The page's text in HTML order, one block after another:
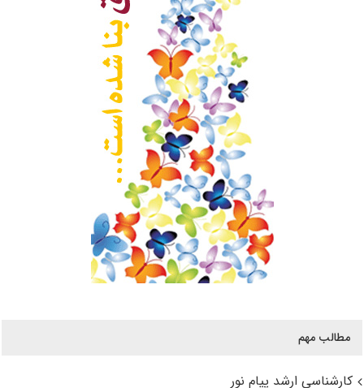
مطالب مهم
کارشناسی ارشد پیام نور